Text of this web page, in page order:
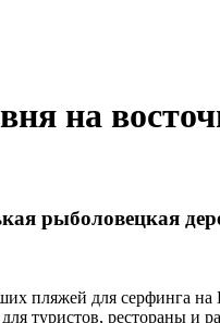
на
рыболовецкая
пляжей для серфинга
для туристов, рестораны